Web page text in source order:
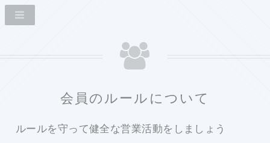
会員のルールについて
ルールを守って健全な営業活動をしましょう